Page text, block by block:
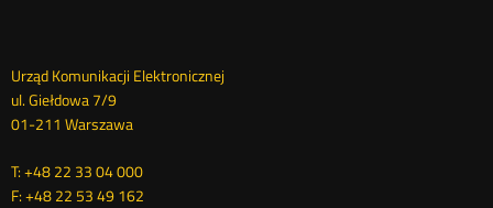
Dane
kontaktowe
Urząd Komunikacji Elektronicznej
ul. Giełdowa 7/9
01-211 Warszawa
T: +48 22 33 04 000
F: +48 22 53 49 162